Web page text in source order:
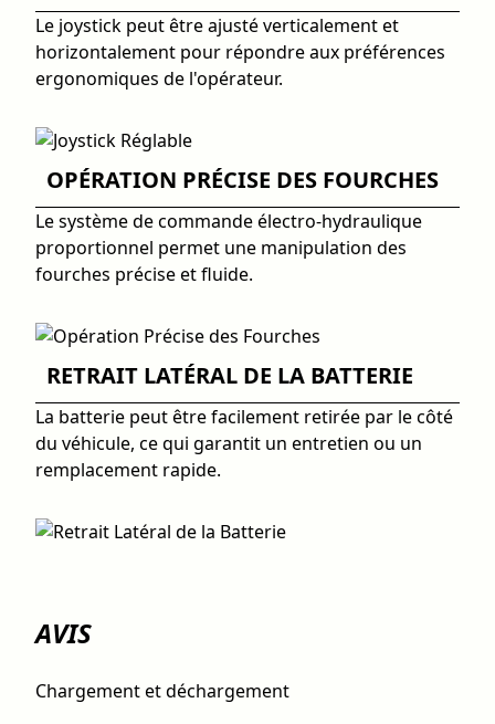
Le joystick peut être ajusté verticalement et
horizontalement pour répondre aux préférences
ergonomiques de l'opérateur.
OPÉRATION PRÉCISE DES FOURCHES
Le système de commande électro-hydraulique
proportionnel permet une manipulation des
fourches précise et fluide.
RETRAIT LATÉRAL DE LA BATTERIE
La batterie peut être facilement retirée par le côté
du véhicule, ce qui garantit un entretien ou un
remplacement rapide.
AVIS
Chargement et déchargement